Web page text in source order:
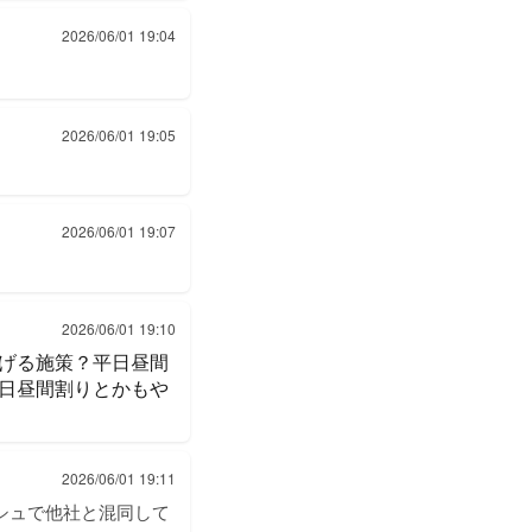
2026/06/01 19:04
2026/06/01 19:05
2026/06/01 19:07
2026/06/01 19:10
る施策？平日昼間
昼間割りとかもや
2026/06/01 19:11
ュで他社と混同して